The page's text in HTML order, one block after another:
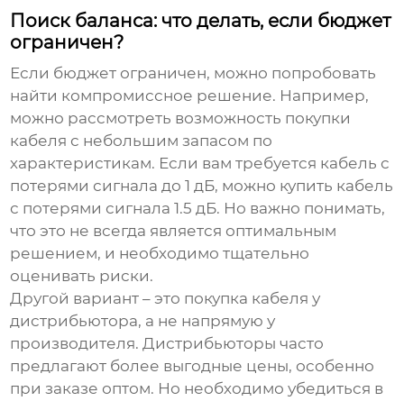
Поиск баланса: что делать, если бюджет
ограничен?
Если бюджет ограничен, можно попробовать
найти компромиссное решение. Например,
можно рассмотреть возможность покупки
кабеля с небольшим запасом по
характеристикам. Если вам требуется кабель с
потерями сигнала до 1 дБ, можно купить кабель
с потерями сигнала 1.5 дБ. Но важно понимать,
что это не всегда является оптимальным
решением, и необходимо тщательно
оценивать риски.
Другой вариант – это покупка кабеля у
дистрибьютора, а не напрямую у
производителя. Дистрибьюторы часто
предлагают более выгодные цены, особенно
при заказе оптом. Но необходимо убедиться в